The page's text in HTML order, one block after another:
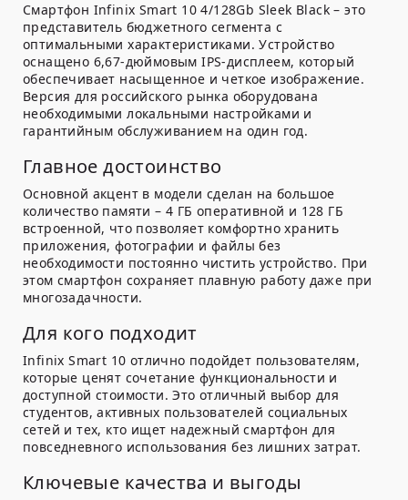
Смартфон Infinix Smart 10 4/128Gb Sleek Black – это
представитель бюджетного сегмента с
оптимальными характеристиками. Устройство
оснащено 6,67-дюймовым IPS-дисплеем, который
обеспечивает насыщенное и четкое изображение.
Версия для российского рынка оборудована
необходимыми локальными настройками и
гарантийным обслуживанием на один год.
Главное достоинство
Основной акцент в модели сделан на большое
количество памяти – 4 ГБ оперативной и 128 ГБ
встроенной, что позволяет комфортно хранить
приложения, фотографии и файлы без
необходимости постоянно чистить устройство. При
этом смартфон сохраняет плавную работу даже при
многозадачности.
Для кого подходит
Infinix Smart 10 отлично подойдет пользователям,
которые ценят сочетание функциональности и
доступной стоимости. Это отличный выбор для
студентов, активных пользователей социальных
сетей и тех, кто ищет надежный смартфон для
повседневного использования без лишних затрат.
Ключевые качества и выгоды